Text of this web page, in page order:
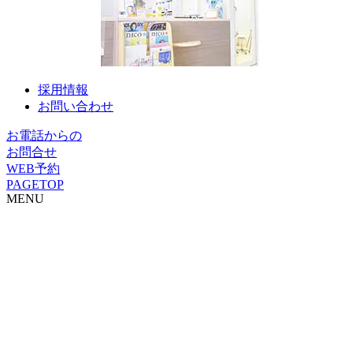
採用情報
お問い合わせ
お電話からの
お問合せ
WEB予約
PAGETOP
MENU